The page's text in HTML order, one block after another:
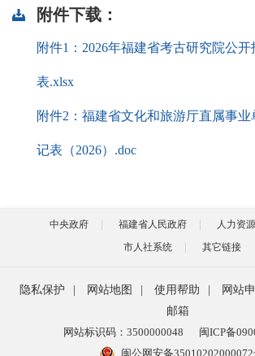
附件下载：
附件1：2026年福建省考古研究院公开
表.xlsx
附件2：福建省文化和旅游厅直属事
记表（2026）.doc
中央政府 福建省人民政府
人力资
市人社系统
其它链接
隐私保护 网站地图 使用帮助 网站
邮箱
网站标识码：3500000048
闽ICP备
闽公网安备